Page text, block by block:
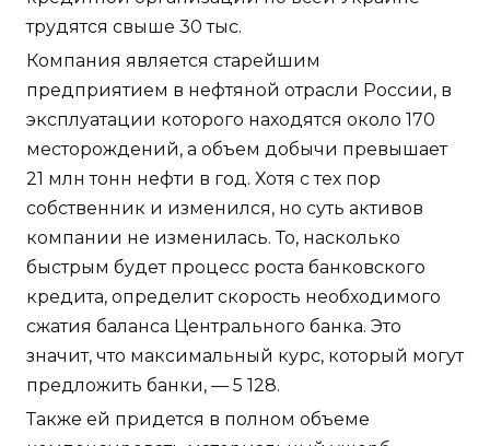
трудятся свыше 30 тыс.
Компания является старейшим
предприятием в нефтяной отрасли России, в
эксплуатации которого находятся около 170
месторождений, а объем добычи превышает
21 млн тонн нефти в год. Хотя с тех пор
собственник и изменился, но суть активов
компании не изменилась. То, насколько
быстрым будет процесс роста банковского
кредита, определит скорость необходимого
сжатия баланса Центрального банка. Это
значит, что максимальный курс, который могут
предложить банки, — 5 128.
Также ей придется в полном объеме